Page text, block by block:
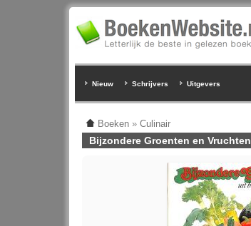
Nieuw Schrijvers Uitgevers
Boeken » Culinair
Bijzondere Groenten en Vruchten